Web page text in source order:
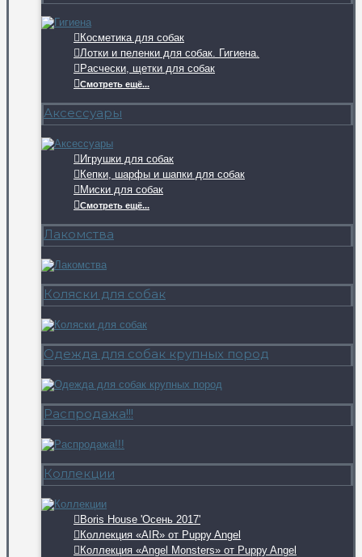
Косметика для собак
Лотки и пеленки для собак. Гигиена.
Расчески, щетки для собак
Смотреть ещё...
Аксессуары
Игрушки для собак
Кепки, шарфы и шапки для собак
Миски для собак
Смотреть ещё...
Лакомства
Коляски для собак
Одежда для собак крупных пород
Распродажа!!!
Коллекции
Boris House 'Осень 2017'
Коллекция «AIR» от Puppy Angel
Коллекция «Angel Monsters» от Puppy Angel